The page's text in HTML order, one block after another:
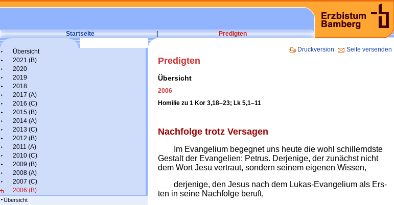
Startseite | Predigten
Übersicht
2021 (B)
2020
2019
2018
2017 (A)
2016 (C)
2015 (B)
2014 (A)
2013 (C)
2012 (B)
2011 (A)
2010 (C)
2009 (B)
2008 (A)
2007 (C)
2006 (B)
Übersicht
Druckversion Seite versenden
Predigten
Übersicht
2006
Homilie zu 1 Kor 3,18–23; Lk 5,1–11
Nach­fol­ge trotz Ver­sa­gen
Im Evan­ge­li­um be­geg­net uns heu­te die wohl schil­lernds­te
Ge­stalt der Evan­ge­li­en: Petrus. Der­je­ni­ge, der zu­nächst nicht
dem Wort Jesu ver­traut, son­dern sei­nem ei­ge­nen Wis­sen,
der­je­ni­ge, den Je­sus nach dem Lu­kas-Evan­ge­li­um als Ers­
ten in sei­ne Nach­fol­ge be­ruft,